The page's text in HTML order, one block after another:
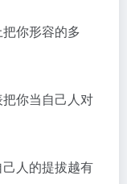
你形容的多
你当自己人对
人的提拔越有